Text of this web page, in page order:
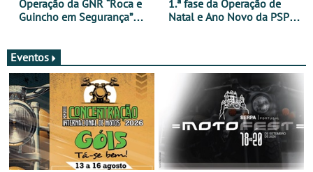
Operação da GNR “Roca e
Guincho em Segurança”
1.ª fase da Operação de
Natal e Ano Novo da PSP e
Eventos